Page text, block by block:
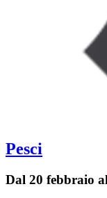
Pesci
Dal 20 febbraio